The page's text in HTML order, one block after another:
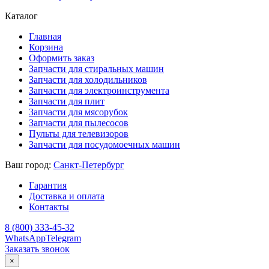
Каталог
Главная
Корзина
Оформить заказ
Запчасти для стиральных машин
Запчасти для холодильников
Запчасти для электроинструмента
Запчасти для плит
Запчасти для мясорубок
Запчасти для пылесосов
Пульты для телевизоров
Запчасти для посудомоечных машин
Ваш город: Санкт-Петербург
Гарантия
Доставка и оплата
Контакты
8 (800) 333-45-32
WhatsAppTelegram
Заказать звонок
×